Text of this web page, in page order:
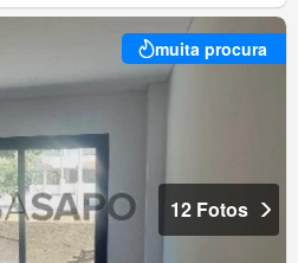
muita procura
12 Fotos